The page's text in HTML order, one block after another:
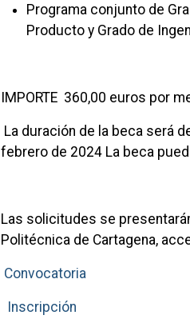
Programa conjunto de
Producto y Grado de
IMPORTE 360,00 euros por
La duración de la beca será
febrero de 2024 La beca
Las solicitudes se
Politécnica de Cartagena,
Convocatoria
Inscripción